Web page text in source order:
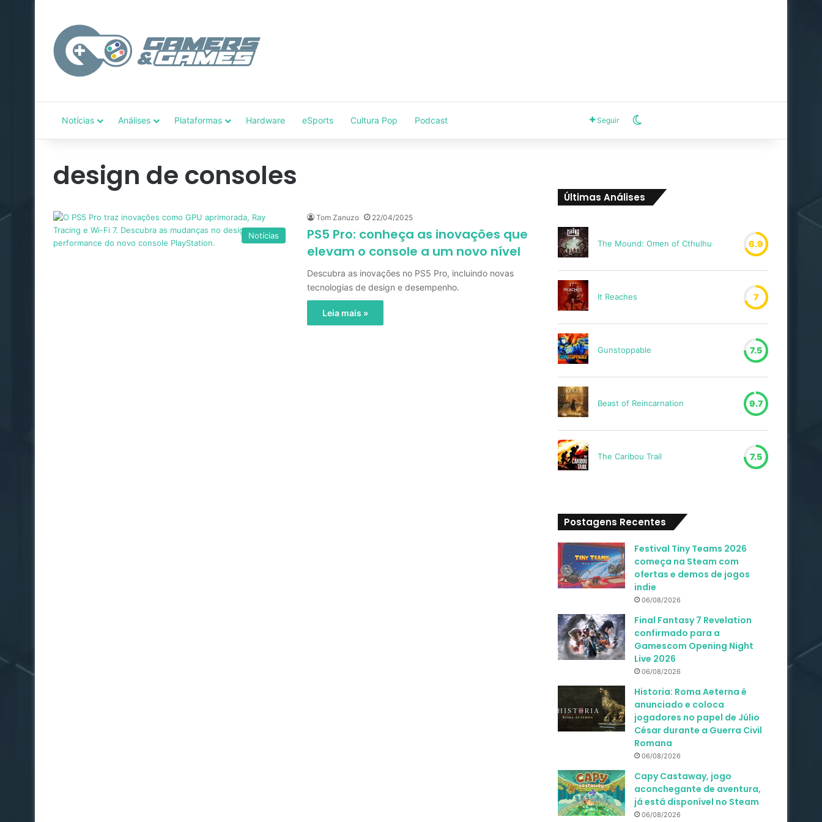
Notícias Análises Plataformas Hardware eSports Cultura Pop Podcast Seguir
design de consoles
Notícias
Tom Zanuzo 22/04/2025
PS5 Pro: conheça as inovações que
elevam o console a um novo nível
Descubra as inovações no PS5 Pro, incluindo novas
tecnologias de design e desempenho.
Leia mais »
Últimas Análises
The Mound: Omen of Cthulhu 6.9
It Reaches 7
Gunstoppable 7.5
Beast of Reincarnation 9.7
The Caribou Trail 7.5
Postagens Recentes
Festival Tiny Teams 2026
começa na Steam com
ofertas e demos de jogos
indie
06/08/2026
Final Fantasy 7 Revelation
confirmado para a
Gamescom Opening Night
Live 2026
06/08/2026
Historia: Roma Aeterna é
anunciado e coloca
jogadores no papel de Júlio
César durante a Guerra Civil
Romana
06/08/2026
Capy Castaway, jogo
aconchegante de aventura,
já está disponível no Steam
06/08/2026